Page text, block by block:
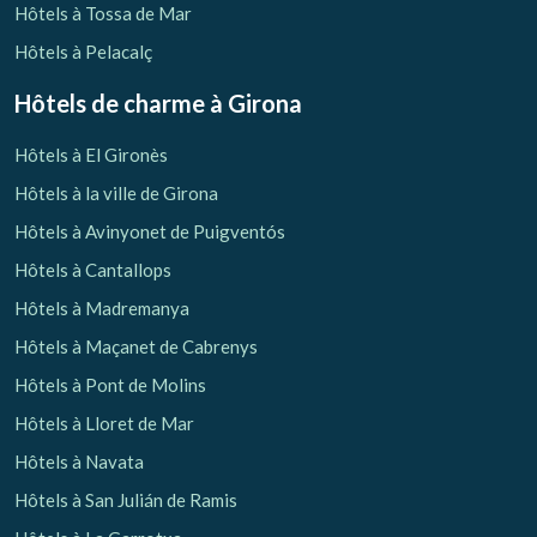
Hôtels à Tossa de Mar
Hôtels à Pelacalç
Hôtels de charme à Girona
Hôtels à El Gironès
Hôtels à la ville de Girona
Hôtels à Avinyonet de Puigventós
Hôtels à Cantallops
Hôtels à Madremanya
Hôtels à Maçanet de Cabrenys
Hôtels à Pont de Molins
Hôtels à Lloret de Mar
Hôtels à Navata
Hôtels à San Julián de Ramis